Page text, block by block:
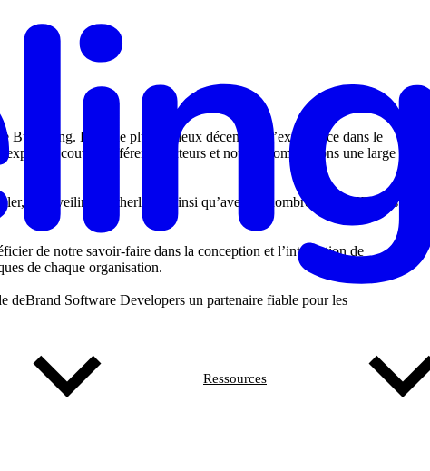
Ressources
Forts de plus de deux décennies d’expérience dans le
couvre différents secteurs et nous accompagnons une large
Autoveiling Netherlands ainsi qu’avec de nombreuses PME. Ces
de notre savoir-faire dans la conception et l’intégration de
de chaque organisation.
deBrand Software Developers un partenaire fiable pour les